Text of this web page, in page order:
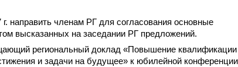
членам РГ для согласования основные
высказанных на заседании РГ предложений.
региональный доклад «Повышение квалификации
и задачи на будущее» к юбилейной конференции